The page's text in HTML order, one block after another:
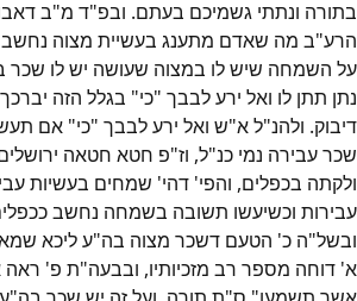
בתורה ונתתי גשמיכם בעתם. ובפ"ד מ"ב
הרע"ב מה שאדם מתענג בעשיית מצוה נחשב
על השמחה שיש לו במצוה שעושה יש לו שכר
נתן תתן לו ואל ירע לבבך "כי" בגלל הזה
דיבוק. ולהנ"ל א"ש ואל ירע לבבך "כי" אם
שכר עבירה נמי כנ"ל, וז"פ חטא חטאה
ולקתה בכפלים, והפי' דהי' שמחים בעשיות
עבירות וכשיעשו תשובה בשמחה נחשב
ובשל"ה כ' הטעם דשכר מצוה בה"ע ליכא
א' דוחה מספר רב מזכיותיו, ובבעה"ת פ' ראה